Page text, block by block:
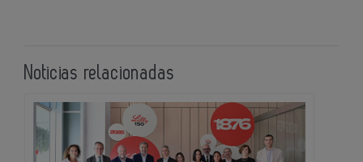
Noticias relacionadas